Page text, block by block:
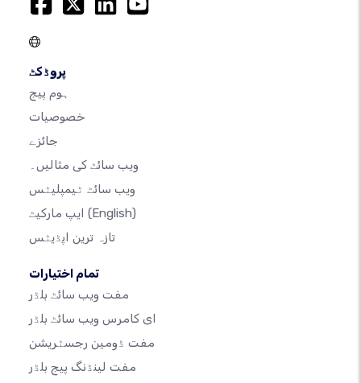
پروڈکٹ
ہوم پیج
خصوصیات
جائزے
ویب سائٹ کی مثالیں۔
ویب سائٹ ٹیمپلیٹس
(English)
تازہ ترین اپڈیٹس
تمام اختیارات
مفت ویب سائٹ بلڈر
ای کامرس ویب سائٹ بلڈر
مفت ڈومین رجسٹریشن
مفت لینڈنگ پیج بلڈر